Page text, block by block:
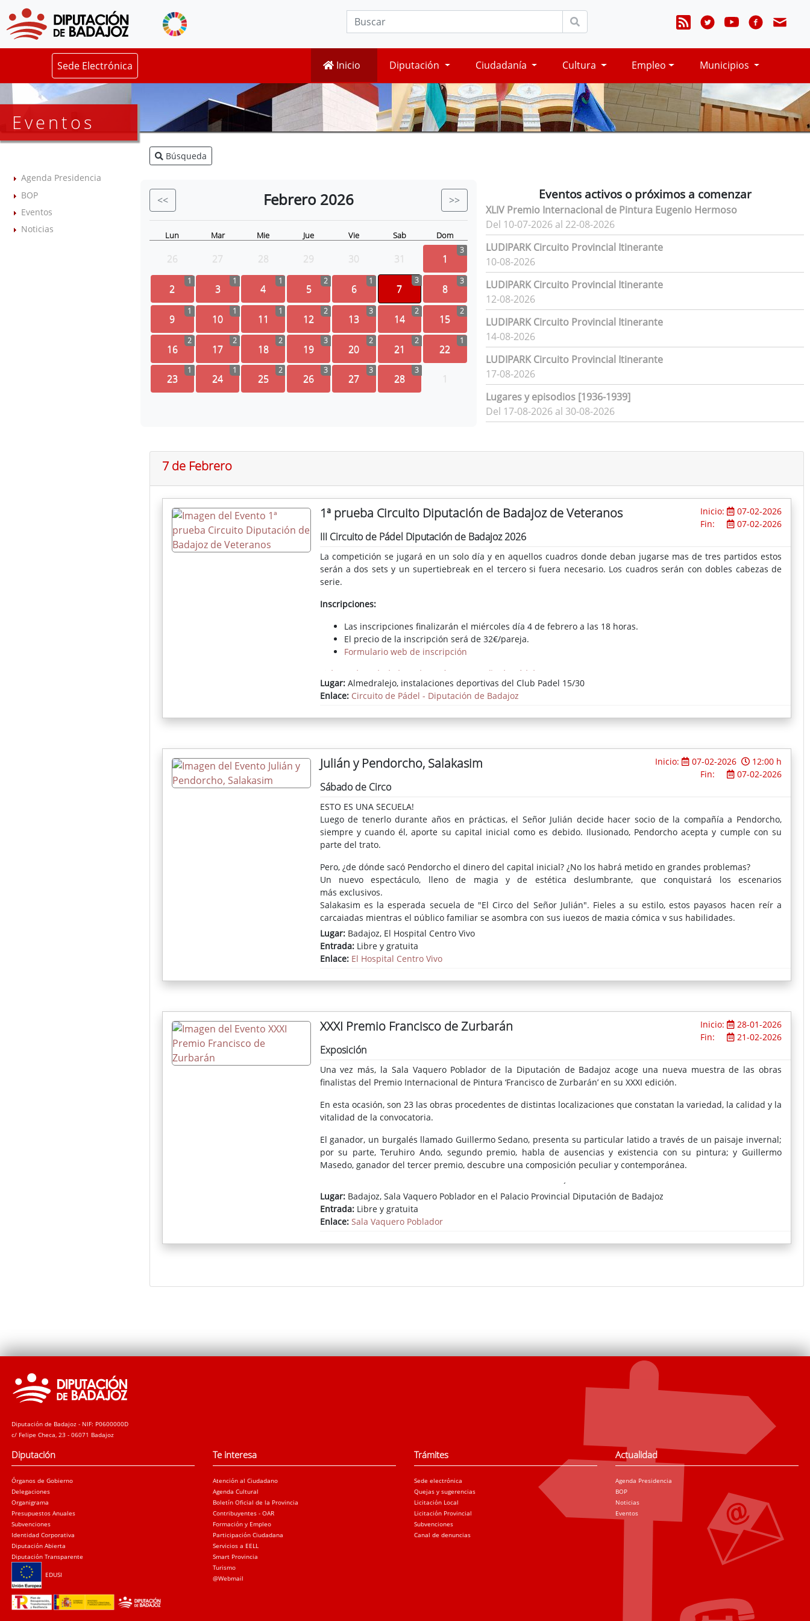
Sede Electrónica Inicio Diputación Ciudadanía Cultura Empleo Municipios
Eventos
Agenda Presidencia
BOP
Eventos
Noticias
Búsqueda
<< Febrero 2026 >>
Lun Mar Mie Jue Vie Sab Dom
26 27 28 29 30 31 1
3
2
1
3
1
4
1
5
2
6
1
7
3
8
3
9
1
10
1
11
1
12
2
13
3
14
2
15
2
16
2
17
2
18
2
19
3
20
2
21
2
22
1
23
1
24
1
25
2
26
3
27
3
28
3
1
Eventos activos o próximos a comenzar
XLIV Premio Internacional de Pintura Eugenio Hermoso
Del 10-07-2026 al 22-08-2026
LUDIPARK Circuito Provincial Itinerante
10-08-2026
LUDIPARK Circuito Provincial Itinerante
12-08-2026
LUDIPARK Circuito Provincial Itinerante
14-08-2026
LUDIPARK Circuito Provincial Itinerante
17-08-2026
Lugares y episodios [1936-1939]
Del 17-08-2026 al 30-08-2026
7 de Febrero
1ª prueba Circuito Diputación de Badajoz de Veteranos Inicio:
07-02-2026
Fin:
07-02-2026
III Circuito de Pádel Diputación de Badajoz 2026
La competición se jugará en un solo día y en aquellos cuadros donde deban jugarse mas de tres partidos estos
serán a dos sets y un supertiebreak en el tercero si fuera necesario. Los cuadros serán con dobles cabezas de
serie.
Inscripciones:
Las inscripciones finalizarán el miércoles día 4 de febrero a las 18 horas.
El precio de la inscripción será de 32€/pareja.
Formulario web de inscripción
Ficha en la web de la Federación Extremeña de Pádel
Lugar:Almedralejo, instalaciones deportivas del Club Padel 15/30
Enlace: Circuito de Pádel - Diputación de Badajoz
Julián y Pendorcho, Salakasim Inicio: 07-02-2026
12:00 h
Fin:
07-02-2026
Sábado de Circo
ESTO ES UNA SECUELA!
Luego de tenerlo durante años en prácticas, el Señor Julián decide hacer socio de la compañía a Pendorcho,
siempre y cuando él, aporte su capital inicial como es debido. Ilusionado, Pendorcho acepta y cumple con su
parte del trato.
Pero, ¿de dónde sacó Pendorcho el dinero del capital inicial? ¿No los habrá metido en grandes problemas?
Un nuevo espectáculo, lleno de magia y de estética deslumbrante, que conquistará los escenarios
más exclusivos.
Salakasim es la esperada secuela de "El Circo del Señor Julián". Fieles a su estilo, estos payasos hacen reír a
carcajadas mientras el público familiar se asombra con sus juegos de magia cómica y sus habilidades.
Lugar:Badajoz, El Hospital Centro Vivo
Entrada:Libre y gratuita
Enlace: El Hospital Centro Vivo
XXXI Premio Francisco de Zurbarán Inicio:
28-01-2026
Fin:
21-02-2026
Exposición
Una vez más, la Sala Vaquero Poblador de la Diputación de Badajoz acoge una nueva muestra de las obras
finalistas del Premio Internacional de Pintura ‘Francisco de Zurbarán’ en su XXXI edición.
En esta ocasión, son 23 las obras procedentes de distintas localizaciones que constatan la variedad, la calidad y la
vitalidad de la convocatoria.
El ganador, un burgalés llamado Guillermo Sedano, presenta su particular latido a través de un paisaje invernal;
por su parte, Teruhiro Ando, segundo premio, habla de ausencias y existencia con su pintura; y Guillermo
Masedo, ganador del tercer premio, descubre una composición peculiar y contemporánea.
Además, el premio del Jurado Popular reconoce a Miguel Ángel Murillo por su “Expuesto” con el galardón que
expresa el sentir, el gusto, la implicación y la forma de percibir el arte de los fuentecanteños y las
fuentecanteñas.
Lugar:Badajoz, Sala Vaquero Poblador en el Palacio Provincial Diputación de Badajoz
Entrada:Libre y gratuita
Enlace: Sala Vaquero Poblador
Diputación de Badajoz - NIF: P0600000D
c/ Felipe Checa, 23 - 06071 Badajoz
Diputación
Órganos de Gobierno
Delegaciones
Organigrama
Presupuestos Anuales
Subvenciones
Identidad Corporativa
Diputación Abierta
Diputación Transparente
EDUSI
Te interesa
Atención al Ciudadano
Agenda Cultural
Boletín Oficial de la Provincia
Contribuyentes - OAR
Formación y Empleo
Participación Ciudadana
Servicios a EELL
Smart Provincia
Turismo
@Webmail
Trámites
Sede electrónica
Quejas y sugerencias
Licitación Local
Licitación Provincial
Subvenciones
Canal de denuncias
Actualidad
Agenda Presidencia
BOP
Noticias
Eventos